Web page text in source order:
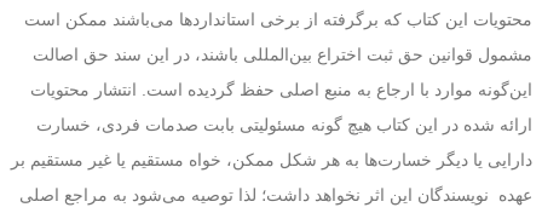
محتویات این کتاب که برگرفته از برخی استانداردها می‌باشند ممکن است
مشمول قوانین حق ثبت اختراع بین‌المللی باشند، در این سند حق اصالت
این‌گونه موارد با ارجاع به منبع اصلی حفظ گردیده است. انتشار محتویات
ارائه شده در این کتاب هیچ گونه مسئولیتی بابت صدمات فردی، خسارت
دارایی یا دیگر خسارت‌ها به هر شکل ممکن، خواه مستقیم یا غیر مستقیم بر
عهده نویسندگان این اثر نخواهد داشت؛ لذا توصیه‌ می‌شود به مراجع اصلی